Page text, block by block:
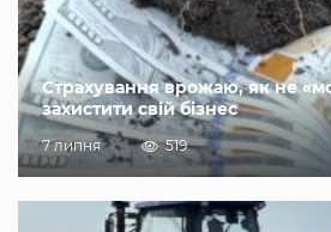
Страхування врожаю, як не
захистити свій бізнес
7 липня 519